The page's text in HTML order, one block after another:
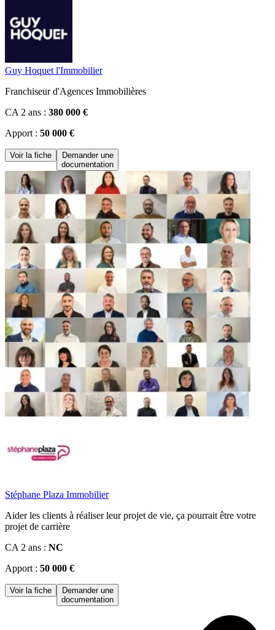
Guy Hoquet l'Immobilier
Franchiseur d'Agences Immobilières
CA 2 ans : 380 000 €
Apport : 50 000 €
Voir la fiche
Demander une
documentation
Stéphane Plaza Immobilier
Aider les clients à réaliser leur projet de vie, ça pourrait être votre
projet de carrière
CA 2 ans : NC
Apport : 50 000 €
Voir la fiche
Demander une
documentation